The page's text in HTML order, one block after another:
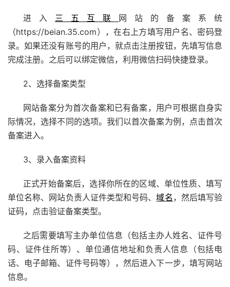
进入 三五互联 网站的备案系统
（https://beian.35.com），在右上方填写用户名、密码登
录。如果还没有账号的用户，就点击注册按钮，先填写信息
完成注册。之后可以绑定微信，利用微信扫码快捷登录。
2、选择备案类型
网站备案分为首次备案和已有备案，用户可根据自身实
际情况，选择不同的选项。我们以首次备案为例，点击首次
备案进入。
3、录入备案资料
正式开始备案后，选择你所在的区域、单位性质、填写
单位名称、网站负责人证件类型和号码、域名 ，然后填写验
证码，点击验证备案类型。
之后需要填写主办单位信息（包括主办人姓名、证件号
码、证件住所等）、单位通信地址和负责人信息（包括电
话、电子邮箱、证件号码等），然后进入下一步，填写网站
信息。